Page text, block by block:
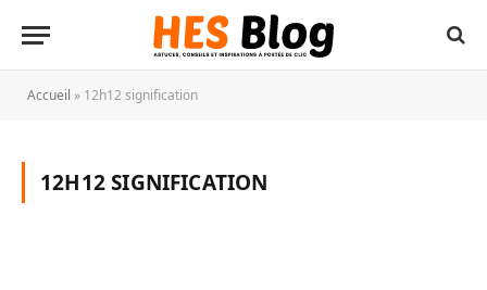
Accueil » 12h12 signification
12H12 SIGNIFICATION